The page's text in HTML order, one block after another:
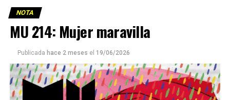
Este número 215 de MU ☝️viene con doble tapa, que
NOTA
MU 214: Mujer maravilla
Publicada hace 2 meses el 19/06/2026